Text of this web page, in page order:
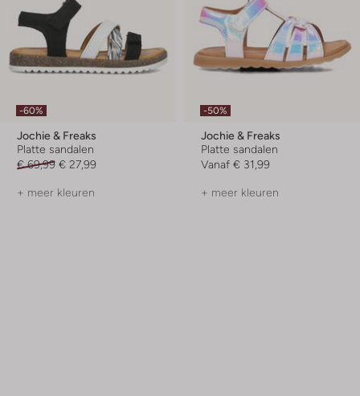
-60%
Jochie & Freaks
Platte sandalen
€ 69,99 € 27,99
+ meer kleuren
-50%
Jochie & Freaks
Platte sandalen
Vanaf € 31,99
+ meer kleuren